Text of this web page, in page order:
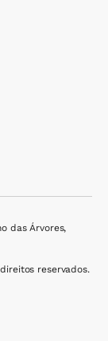
das Árvores,
reservados.